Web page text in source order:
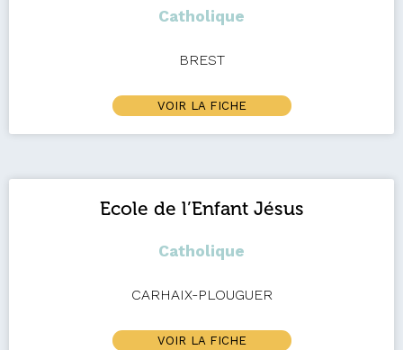
Catholique
BREST
VOIR LA FICHE
Ecole de l’Enfant Jésus
Catholique
CARHAIX-PLOUGUER
VOIR LA FICHE